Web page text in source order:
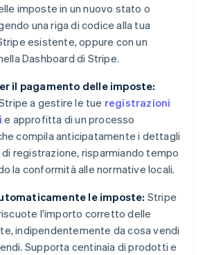
imposte in un nuovo stato o
una riga di codice alla tua
esistente, oppure con un
Dashboard di Stripe.
il pagamento delle imposte:
a gestire le tue registrazioni
e approfitta di un processo
compila anticipatamente i dettagli
registrazione, risparmiando tempo
la conformità alle normative locali.
le imposte: Stripe
l'importo corretto delle
indipendentemente da cosa vendi
Supporta centinaia di prodotti e